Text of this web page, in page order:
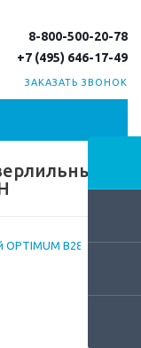
8-800-500-20-78
+7 (495) 646-17-49
ЗАКАЗАТЬ ЗВОНОК